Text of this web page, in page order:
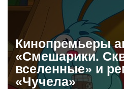
Кинопремьеры
«Смешарики.
вселенные» и
«Чучела»